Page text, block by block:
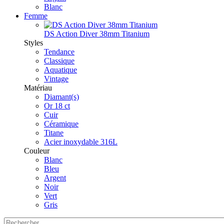
Blanc
Femme
DS Action Diver 38mm Titanium
Styles
Tendance
Classique
Aquatique
Vintage
Matériau
Diamant(s)
Or 18 ct
Cuir
Céramique
Titane
Acier inoxydable 316L
Couleur
Blanc
Bleu
Argent
Noir
Vert
Gris